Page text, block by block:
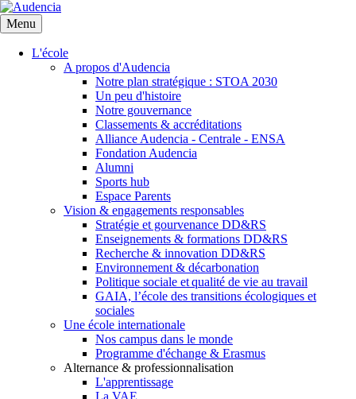
Aller
au
contenu
principal
Menu
L'école
A propos d'Audencia
Notre plan stratégique : STOA 2030
Un peu d'histoire
Notre gouvernance
Classements & accréditations
Alliance Audencia - Centrale - ENSA
Fondation Audencia
Alumni
Sports hub
Espace Parents
Vision & engagements responsables
Stratégie et gourvenance DD&RS
Enseignements & formations DD&RS
Recherche & innovation DD&RS
Environnement & décarbonation
Politique sociale et qualité de vie au travail
GAIA, l’école des transitions écologiques et
sociales
Une école internationale
Nos campus dans le monde
Programme d'échange & Erasmus
Alternance & professionnalisation
L'apprentissage
La VAE